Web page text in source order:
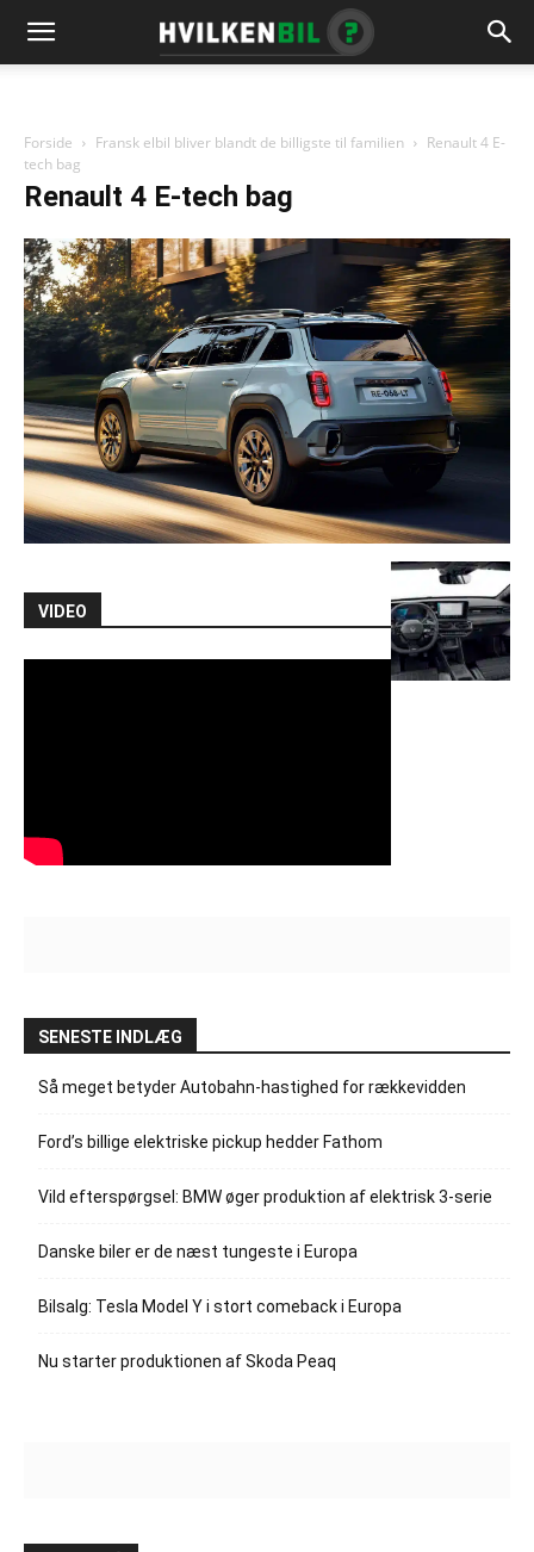
Forside Fransk elbil bliver blandt de billigste til familien
Renault 4 E-
tech bag
Renault 4 E-tech bag
VIDEO
SENESTE INDLÆG
Så meget betyder Autobahn-hastighed for rækkevidden
Ford’s billige elektriske pickup hedder Fathom
Vild efterspørgsel: BMW øger produktion af elektrisk 3-serie
Danske biler er de næst tungeste i Europa
Bilsalg: Tesla Model Y i stort comeback i Europa
Nu starter produktionen af Skoda Peaq